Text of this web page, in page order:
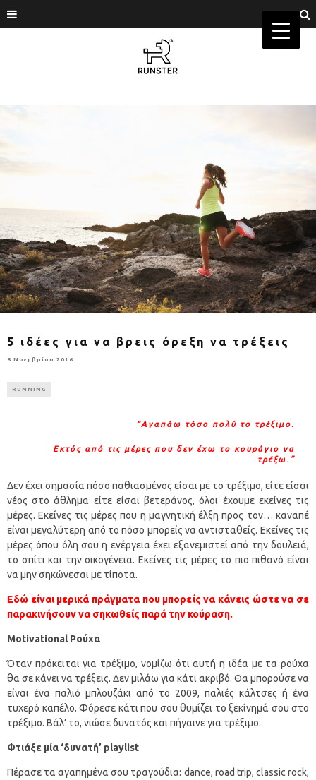
5 ιδέες για να βρεις όρεξη να τρέξεις
8 Νοεμβρίου 2016
RUNNING
“Αγαπάω τόσο πολύ το τρέξιμο.
Εκτός από τις μέρες που δεν έχω το κουράγιο να
τρέξω.”
Δεν έχει σημασία πόσο παθιασμένος είσαι με το τρέξιμο, είτε είσαι
νέος στο άθλημα είτε είσαι βετεράνος, όλοι έχουμε εκείνες τις
μέρες. Εκείνες τις μέρες που η μαγνητική έλξη προς τον… καναπέ
είναι μεγαλύτερη από το πόσο μπορείς να αντισταθείς. Εκείνες τις
μέρες όπου όλη σου η ενέργεια έχει εξανεμιστεί από την δουλειά,
το σπίτι και την οικογένεια. Εκείνες τις μέρες το πιο πιθανό είναι
να μην σηκώνεσαι με τίποτα.
Εδώ είναι μερικά πράγματα που μπορείς να κάνεις ώστε να σε
παρακινήσουν να σηκωθείς παρά την κούραση.
Motivational Ρούχα
Όταν πρόκειται για τρέξιμο, νομίζω ότι αυτή η ιδέα με τα ρούχα
θα σε κάνει να τρέξεις. Δεν μιλάω για κάτι ακριβό. Θα μπορούσε να
είναι ένα παλιό μπλουζάκι από το 2009, παλιές κάλτσες ή ένα
τυχερό καπέλο. Φόρεσε κάτι που σου θυμίζει το ξεκίνημά σου στο
τρέξιμο. Βάλ’ το, νιώσε δυνατός και πήγαινε για τρέξιμο.
Φτιάξε μία ‘δυνατή’ playlist
Πέρασε τα αγαπημένα σου τραγούδια: dance, road trip, classic rock,